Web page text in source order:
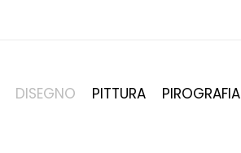
DISEGNO PITTURA PIROGRAFIA